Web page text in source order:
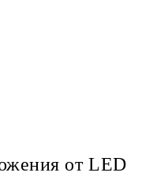
от LED